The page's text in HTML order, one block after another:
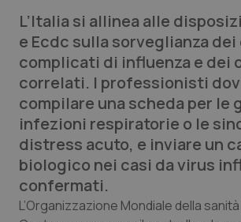
Lettere al direttore
Edizioni Regionali
QS Pro
Professionisti Sanitari.AI
Abruzzo
Basilicata
QS Pro Gold
Artrite & artrosi
QS Club Newsletter
L’Italia si allinea alle
e Ecdc sulla sorveglianza dei
complicati di influenza e dei
correlati. I professionisti
compilare una scheda per le
infezioni respiratorie o le
distress acuto, e inviare un
biologico nei casi da virus
confermati.
L’Organizzazione Mondiale della